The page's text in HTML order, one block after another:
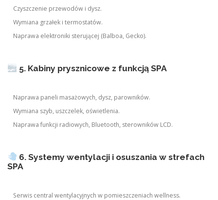
Czyszczenie przewodów i dysz.
Wymiana grzałek i termostatów.
Naprawa elektroniki sterującej (Balboa, Gecko).
5. Kabiny prysznicowe z funkcją SPA
Naprawa paneli masażowych, dysz, parowników.
Wymiana szyb, uszczelek, oświetlenia.
Naprawa funkcji radiowych, Bluetooth, sterowników LCD.
6. Systemy wentylacji i osuszania w strefach
SPA
Serwis central wentylacyjnych w pomieszczeniach wellness.